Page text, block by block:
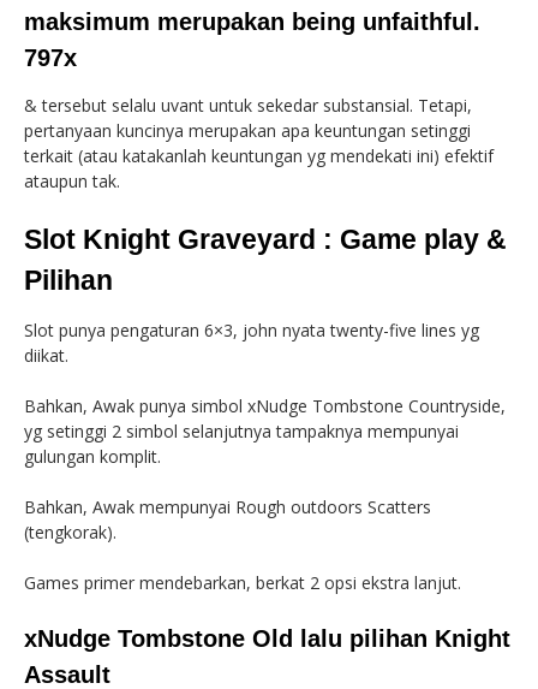
maksimum merupakan being unfaithful.
797x
& tersebut selalu uvant untuk sekedar substansial. Tetapi,
pertanyaan kuncinya merupakan apa keuntungan setinggi
terkait (atau katakanlah keuntungan yg mendekati ini) efektif
ataupun tak.
Slot Knight Graveyard : Game play &
Pilihan
Slot punya pengaturan 6×3, john nyata twenty-five lines yg
diikat.
Bahkan, Awak punya simbol xNudge Tombstone Countryside,
yg setinggi 2 simbol selanjutnya tampaknya mempunyai
gulungan komplit.
Bahkan, Awak mempunyai Rough outdoors Scatters
(tengkorak).
Games primer mendebarkan, berkat 2 opsi ekstra lanjut.
xNudge Tombstone Old lalu pilihan Knight
Assault